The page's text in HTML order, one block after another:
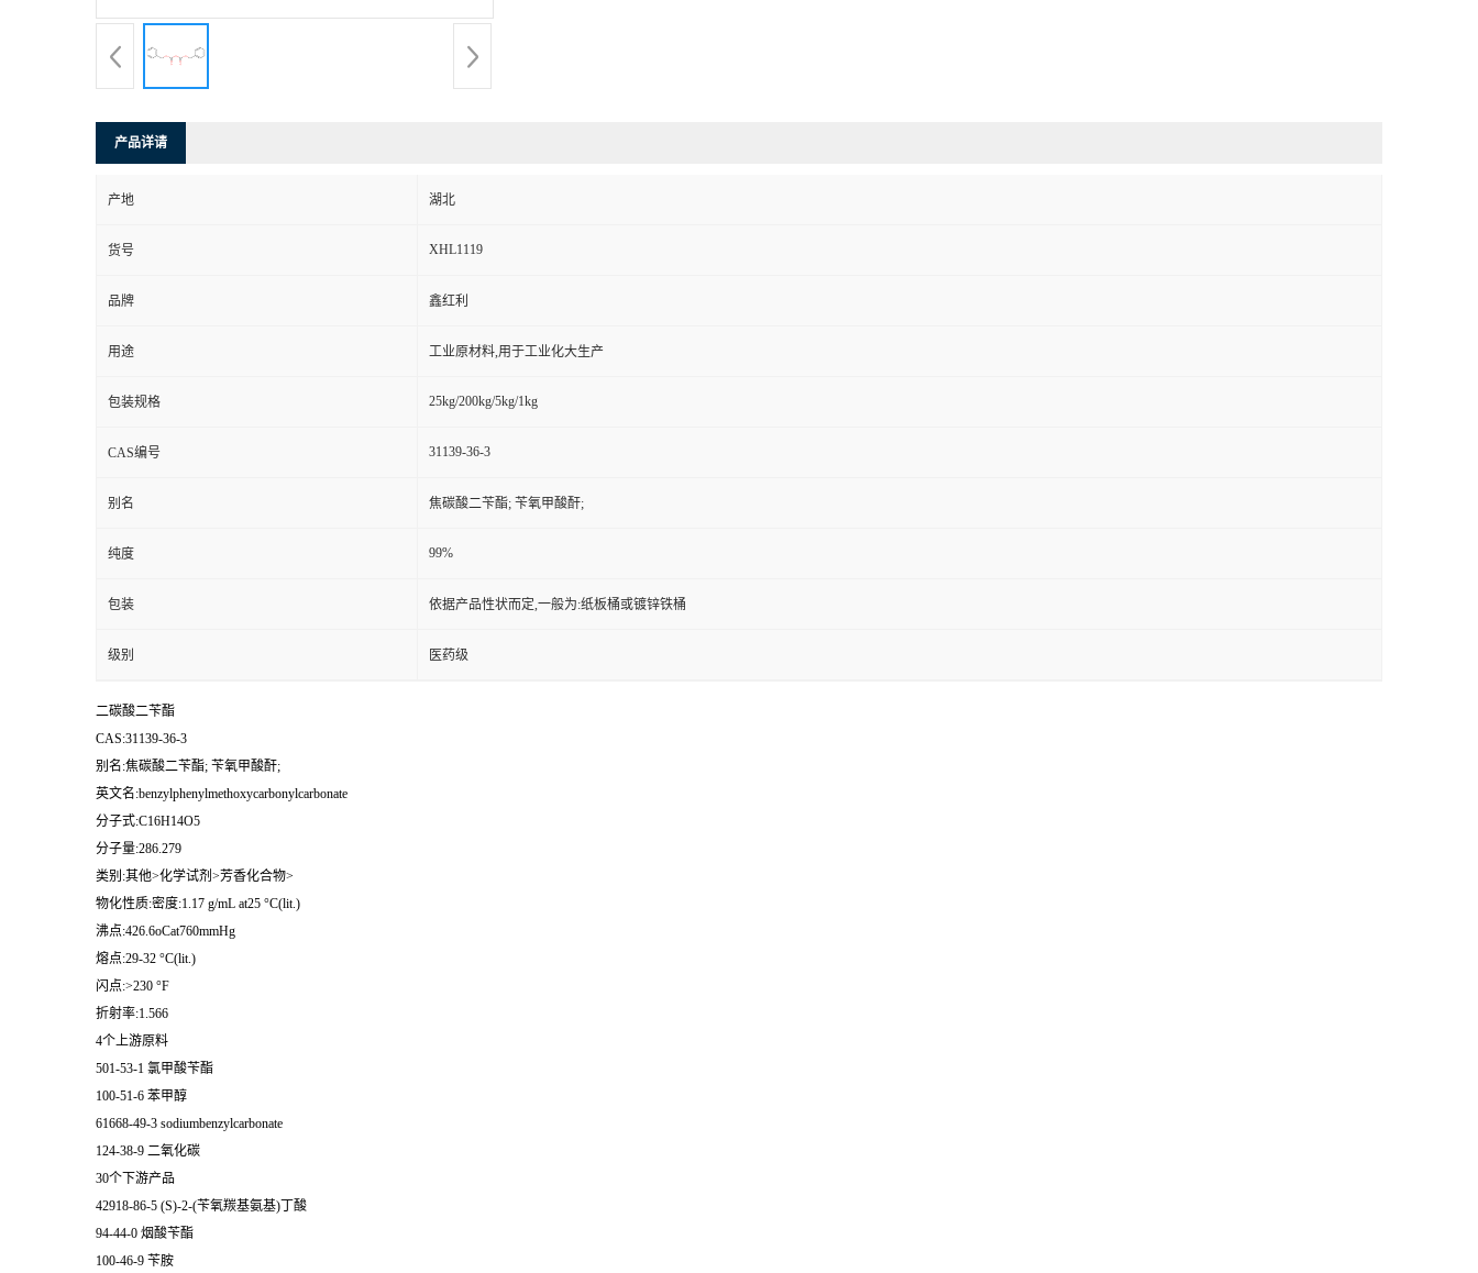
产品详请
产地 湖北
货号 XHL1119
品牌 鑫红利
用途 工业原材料,用于工业化大生产
包装规格 25kg/200kg/5kg/1kg
CAS编号 31139-36-3
别名 焦碳酸二苄酯; 苄氧甲酸酐;
纯度 99%
包装 依据产品性状而定,一般为:纸板桶或镀锌铁桶
级别 医药级
二碳酸二苄酯
CAS:31139-36-3
别名:焦碳酸二苄酯; 苄氧甲酸酐;
英文名:benzylphenylmethoxycarbonylcarbonate
分子式:C16H14O5
分子量:286.279
类别:其他>化学试剂>芳香化合物>
物化性质:密度:1.17 g/mL at25 °C(lit.)
沸点:426.6oCat760mmHg
熔点:29-32 °C(lit.)
闪点:>230 °F
折射率:1.566
4个上游原料
501-53-1 氯甲酸苄酯
100-51-6 苯甲醇
61668-49-3 sodiumbenzylcarbonate
124-38-9 二氧化碳
30个下游产品
42918-86-5 (S)-2-(苄氧羰基氨基)丁酸
94-44-0 烟酸苄酯
100-46-9 苄胺